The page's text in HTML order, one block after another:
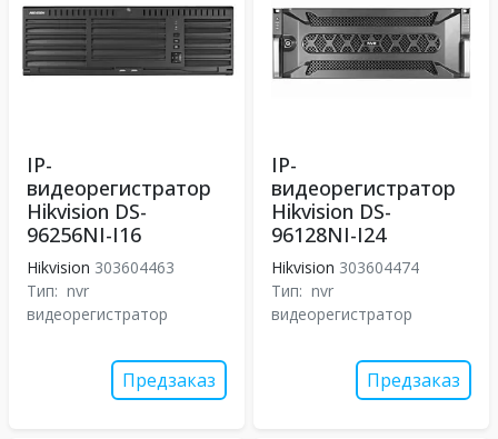
IP-
видеорегистратор
Hikvision DS-
96256NI-I16
Hikvision 303604463
Тип: nvr
видеорегистратор
Предзаказ
IP-
видеорегистратор
Hikvision DS-
96128NI-I24
Hikvision 303604474
Тип: nvr
видеорегистратор
Предзаказ